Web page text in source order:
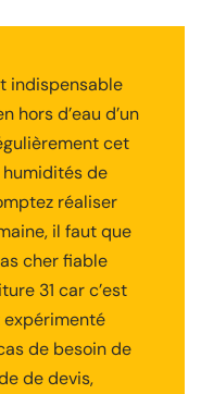
indispensable
hors d’eau d’un
cet
de
réaliser
il faut que
cher fiable
31 car c’est
de besoin de
de devis,